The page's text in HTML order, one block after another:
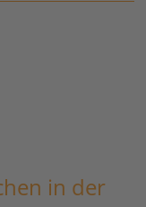
in der